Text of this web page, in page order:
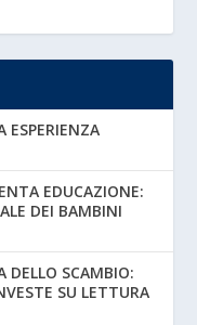
ESPERIENZA
EDUCAZIONE:
DEI BAMBINI
DELLO SCAMBIO:
SU LETTURA